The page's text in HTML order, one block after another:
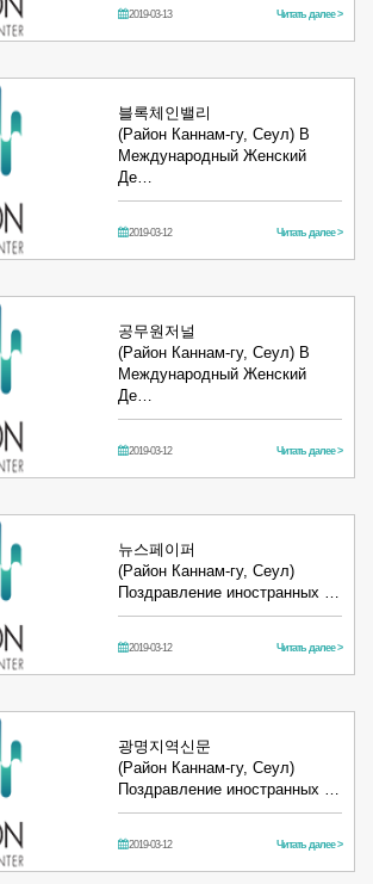
2019-03-13 Читать далее >
블록체인밸리
(Район Каннам-гу, Сеул) В
Международный Женский
Де…
2019-03-12 Читать далее >
공무원저널
(Район Каннам-гу, Сеул) В
Международный Женский
Де…
2019-03-12 Читать далее >
뉴스페이퍼
(Район Каннам-гу, Сеул)
Поздравление иностранных …
2019-03-12 Читать далее >
광명지역신문
(Район Каннам-гу, Сеул)
Поздравление иностранных …
2019-03-12 Читать далее >